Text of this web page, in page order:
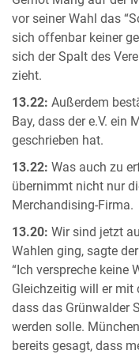
vor seiner Wahl das
sich offenbar keiner
sich der Spalt des
zieht.
13.22: Außerdem
Bay, dass der e.V. ein
geschrieben hat.
13.22: Was auch zu
übernimmt nicht nur
Merchandising-Firma.
13.20: Wir sind jetzt
Wahlen ging, sagte
“Ich verspreche keine
Gleichzeitig will er mit
dass das Grünwalder
werden solle.
bereits gesagt, dass